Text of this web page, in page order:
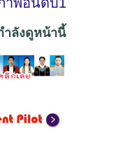
ำลังดูหน้านี้